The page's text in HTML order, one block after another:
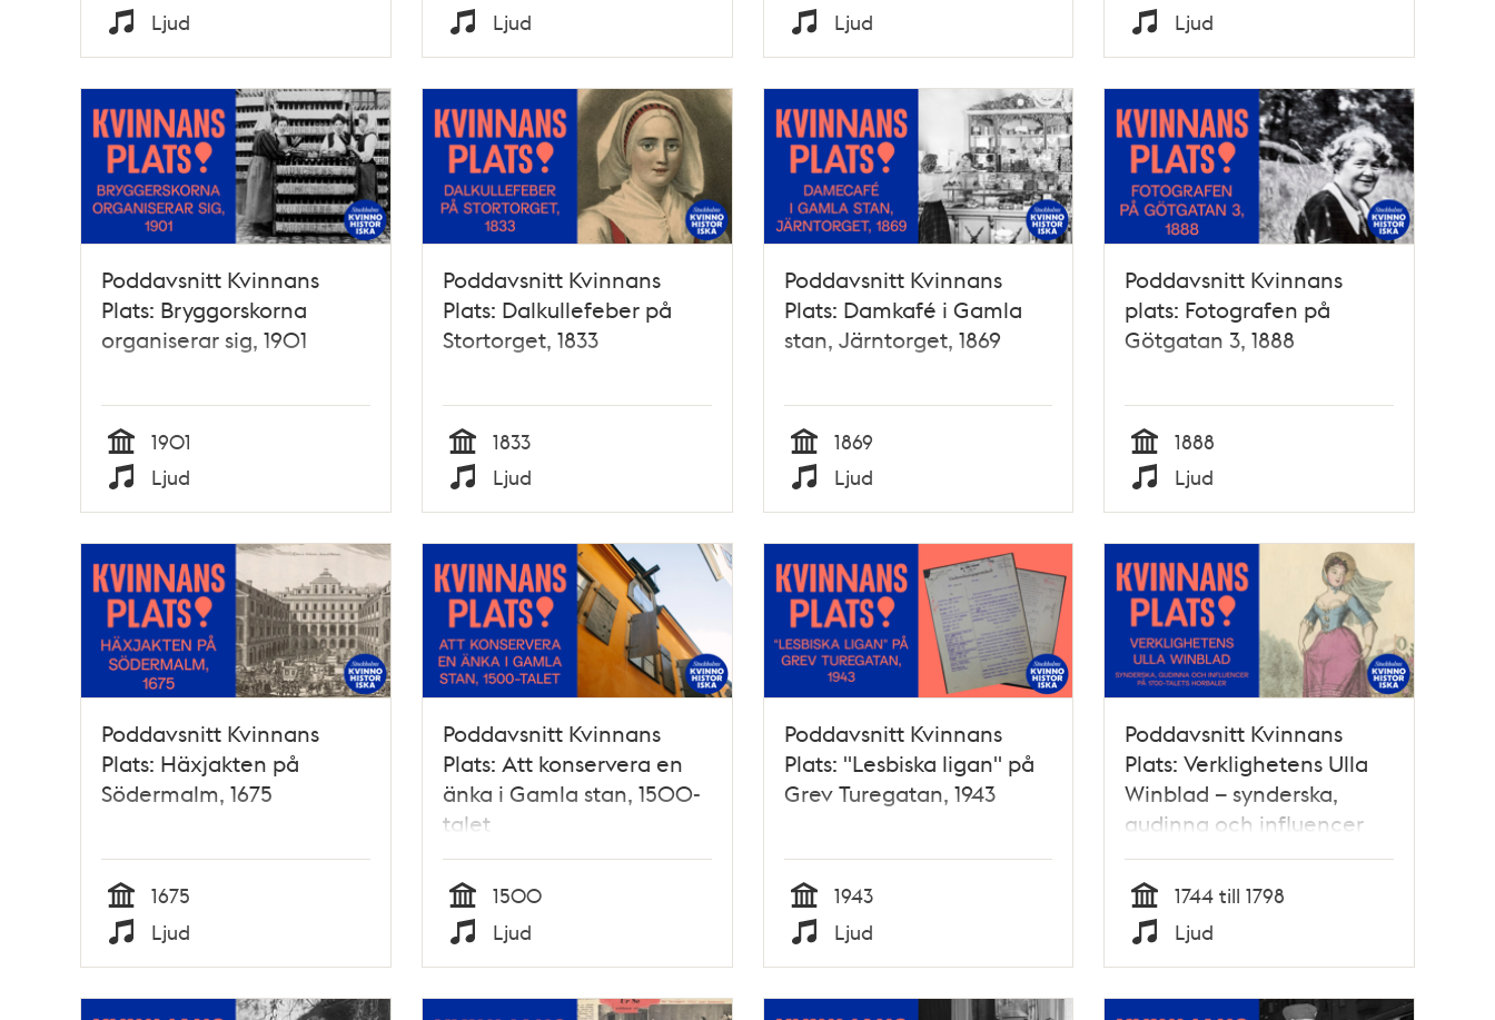
Tid
Typ
Ljud Tid
Typ
Ljud Tid
Typ
Ljud Tid
Typ
Ljud
Poddavsnitt Kvinnans
Plats: Bryggorskorna
organiserar sig, 1901
Tid
1901
Typ
Ljud
Poddavsnitt Kvinnans
Plats: Dalkullefeber på
Stortorget, 1833
Tid
1833
Typ
Ljud
Poddavsnitt Kvinnans
Plats: Damkafé i Gamla
stan, Järntorget, 1869
Tid
1869
Typ
Ljud
Poddavsnitt Kvinnans
plats: Fotografen på
Götgatan 3, 1888
Tid
1888
Typ
Ljud
Poddavsnitt Kvinnans
Plats: Häxjakten på
Södermalm, 1675
Tid
1675
Typ
Ljud
Poddavsnitt Kvinnans
Plats: Att konservera en
änka i Gamla stan, 1500-
talet
Tid
1500
Typ
Ljud
Poddavsnitt Kvinnans
Plats: "Lesbiska ligan" på
Grev Turegatan, 1943
Tid
1943
Typ
Ljud
Poddavsnitt Kvinnans
Plats: Verklighetens Ulla
Winblad – synderska,
gudinna och influencer
på 1700-talets horbaler
Tid
1744 till 1798
Typ
Ljud